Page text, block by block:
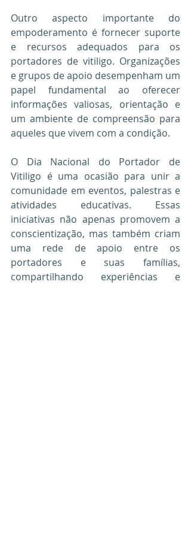
Outro aspecto importante do
empoderamento é fornecer suporte
e recursos adequados para os
portadores de vitiligo. Organizações
e grupos de apoio desempenham um
papel fundamental ao oferecer
informações valiosas, orientação e
um ambiente de compreensão para
aqueles que vivem com a condição.
O Dia Nacional do Portador de
Vitiligo é uma ocasião para unir a
comunidade em eventos, palestras e
atividades educativas. Essas
iniciativas não apenas promovem a
conscientização, mas também criam
uma rede de apoio entre os
portadores e suas famílias,
compartilhando experiências e